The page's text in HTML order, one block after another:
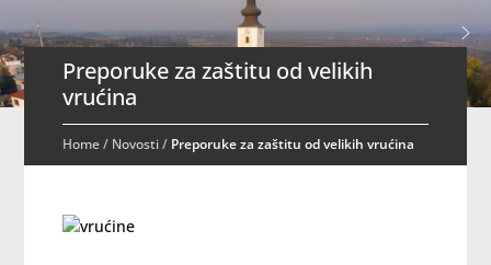
Preporuke za zaštitu od velikih
vrućina
Home/ Novosti/ Preporuke za zaštitu od velikih vrućina